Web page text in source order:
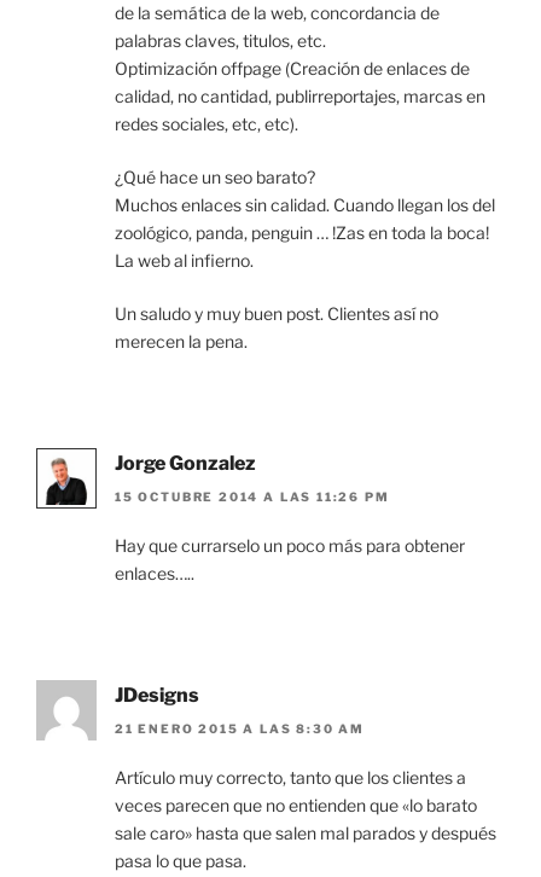
de la semática de la web, concordancia de
palabras claves, titulos, etc.
Optimización offpage (Creación de enlaces de
calidad, no cantidad, publirreportajes, marcas en
redes sociales, etc, etc).
¿Qué hace un seo barato?
Muchos enlaces sin calidad. Cuando llegan los del
zoológico, panda, penguin … !Zas en toda la boca!
La web al infierno.
Un saludo y muy buen post. Clientes así no
merecen la pena.
Jorge Gonzalez
15 OCTUBRE 2014 A LAS 11:26 PM
Hay que currarselo un poco más para obtener
enlaces…..
JDesigns
21 ENERO 2015 A LAS 8:30 AM
Artículo muy correcto, tanto que los clientes a
veces parecen que no entienden que «lo barato
sale caro» hasta que salen mal parados y después
pasa lo que pasa.